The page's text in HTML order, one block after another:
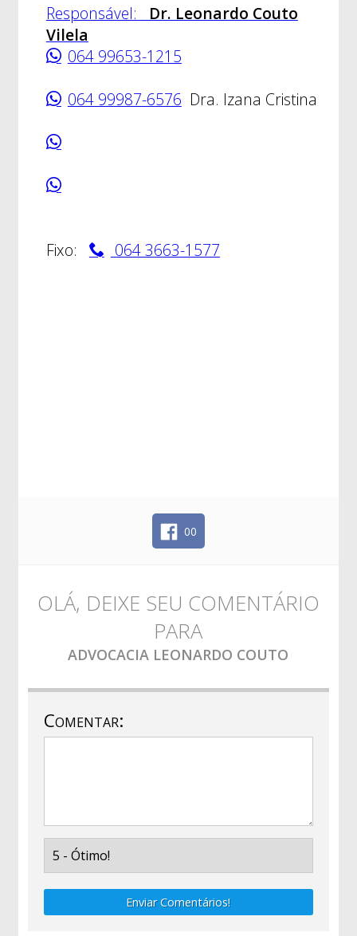
Responsável:
Dr. Leonardo Couto
Vilela
064 99653-1215
064 99987-6576 Dra. Izana Cristina
Fixo: 064 3663-1577
00
OLÁ, DEIXE SEU COMENTÁRIO
PARA
ADVOCACIA LEONARDO COUTO
Comentar:
Enviar Comentários!